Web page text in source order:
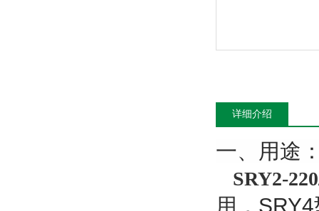
详细介绍
一、用途
SRY2-
用，